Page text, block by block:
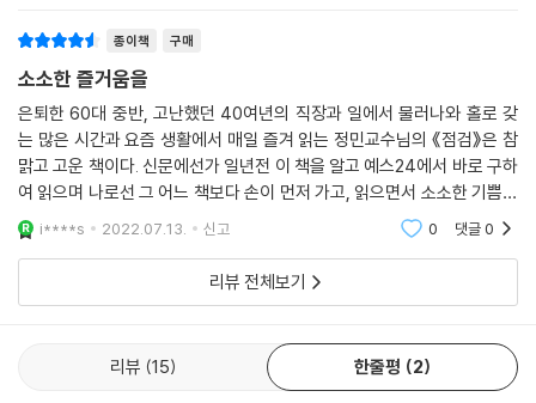
다. 성찰 없는 독서는 교만과 독선을 낳는다. 몸가짐과 마음자리를 고요함
으로 돌볼 때 독서의 진정한 보람이 생긴다.
심력을 기르기 위해서도 고요한 성찰의 시간이 필요하다. 공부할 만큼 공
부하고 나름대로 안목을 갖췄다 해도, 살다 보면 쉽게 풀리지 않는 일을 맞
닥뜨리게 된다. 유만주(兪晩柱)는 『흠영(欽英)』에서 한세상 참고 견딜
일이 열에 아홉이라 말했다. 세상일은 공식에 따라 전개되지 않는다. 때에
따라 정반대의 해법이 통하기도 한다. 흔들리지 않고 중심을 찾기 위해서
는 고요한 시간을 지내야 한다. 적막 속에 자신과 맞대면하는 동안 마음의
밑자락을 가늠할 수 있다.
사람에게는 간위(艱危)의 시련만이 아니라 적막한 성찰의 시간이 필요하
다. 역경이 없이 순탄하기만 한 삶은 단조하고 무료하다. 고요 속에 자신을
종이책 구매
소소한 즐거움을
은퇴한 60대 중반, 고난했던 40여년의 직장과 일에서 물러나와 홀로 갖
는 많은 시간과 요즘 생활에서 매일 즐겨 읽는 정민교수님의 《점검》은 참
맑고 고운 책이다. 신문에선가 일년전 이 책을 알고 예스24에서 바로 구하
여 읽으며 나로선 그 어느 책보다 손이 먼저 가고, 읽으면서 소소한 기쁨을
얻게 된다.자칫 게으르고 힘들고 외로울 수 있는 노년초입, 이 책이 비가 오
는 오늘도
i****s 2022.07.13. 신고 0 댓글0
리뷰 전체보기
리뷰 15 한줄평 2